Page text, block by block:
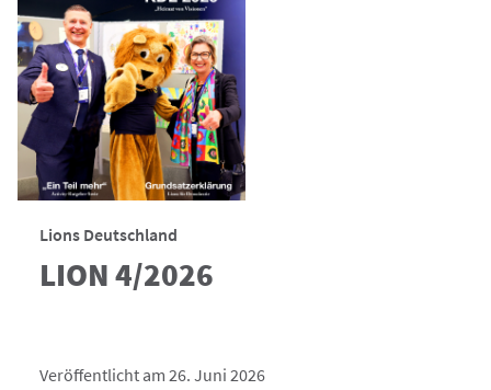
Lions Deutschland
LION 4/2026
Veröffentlicht am 26. Juni 2026